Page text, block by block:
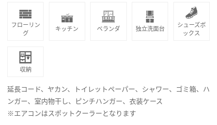
フローリン
グ
キッチン ベランダ 独立洗面台
シューズボ
ックス
収納
延長コード、ヤカン、トイレットペーパー、シャワー、ゴミ箱、ハ
ンガー、室内物干し、ピンチハンガー、衣装ケース
※エアコンはスポットクーラーとなります